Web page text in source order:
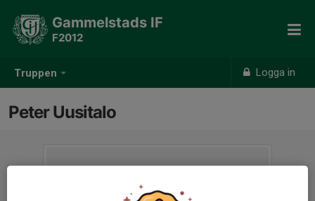
Truppen Logga in
Gammelstads IF
F2012
Peter Uusitalo